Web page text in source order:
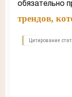
обязательно
трендов,
Цитирование